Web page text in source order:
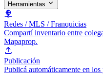
Herramientas
Redes / MLS / Franquicias
Compartí inventario entre
Mapaprop.
Publicación
Publicá automáticamente en